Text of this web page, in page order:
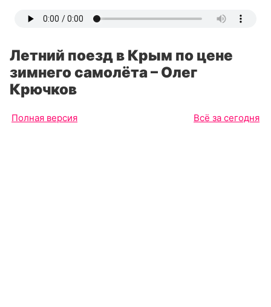
Летний поезд в Крым по цене
зимнего самолёта – Олег
Крючков
Полная версия Всё за сегодня